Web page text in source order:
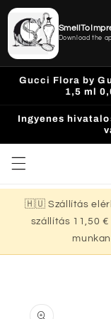
Ugrás a
tartalomhoz
Gucci Flora by
1,5 ml
Ingyenes
🇭🇺 Szállítás
szállítás 11,50 €
a
Download the